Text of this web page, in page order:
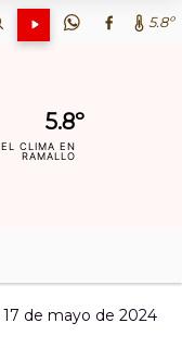
5.8º
5.8º
EL CLIMA EN
RAMALLO
17 de mayo de 2024